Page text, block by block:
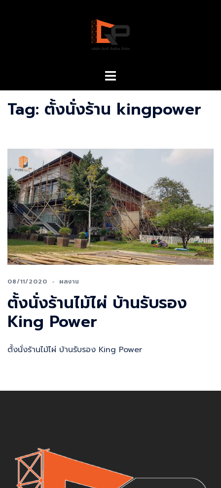
Toggle
Tag: ตั้งนั่งร้าน kingpower
08/11/2020 ผลงาน
ตั้งนั่งร้านไม้ไผ่ บ้านรับรอง
King Power
ตั้งนั่งร้านไม้ไผ่ บ้านรับรอง King Power